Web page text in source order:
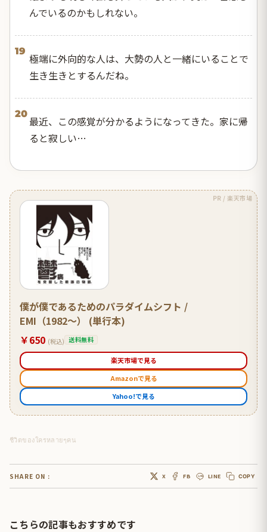
んでいるのかもしれない。
19
極端に外向的な人は、大勢の人と一緒にいることで
生き生きとするんだね。
20
最近、この感覚が分かるようになってきた。家に帰
ると寂しい…
PR / 楽天市場
僕が僕であるためのパラダイムシフト /
EMI（1982〜） (単行本)
￥650 (税込) 送料無料
楽天市場で見る
Amazonで見る
Yahoo!で見る
ชีวิตของใครหลายๆคน
SHARE ON : X FB LINE COPY
こちらの記事もおすすめです